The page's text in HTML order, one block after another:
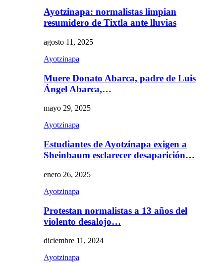
Ayotzinapa: normalistas limpian
resumidero de Tixtla ante lluvias
agosto 11, 2025
Ayotzinapa
Muere Donato Abarca, padre de Luis
Ángel Abarca,…
mayo 29, 2025
Ayotzinapa
Estudiantes de Ayotzinapa exigen a
Sheinbaum esclarecer desaparición…
enero 26, 2025
Ayotzinapa
Protestan normalistas a 13 años del
violento desalojo…
diciembre 11, 2024
Ayotzinapa